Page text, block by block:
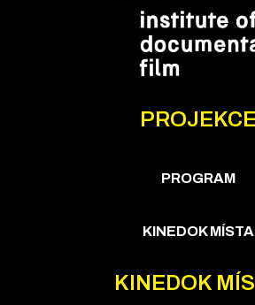
PROJEKCE
PROGRAM
KINEDOK MÍSTA
KINEDOK